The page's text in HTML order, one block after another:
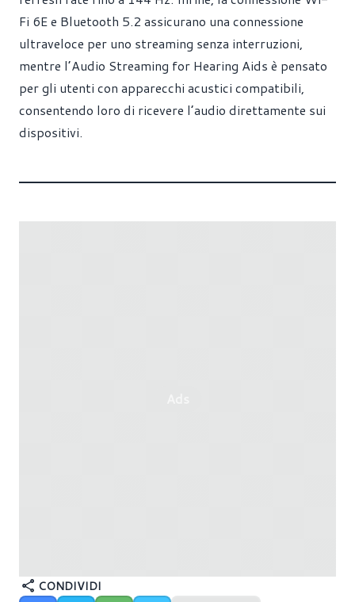
Fi 6E e Bluetooth 5.2 assicurano una connessione
ultraveloce per uno streaming senza interruzioni,
mentre l’Audio Streaming for Hearing Aids è pensato
per gli utenti con apparecchi acustici compatibili,
consentendo loro di ricevere l’audio direttamente sui
dispositivi.
CONDIVIDI